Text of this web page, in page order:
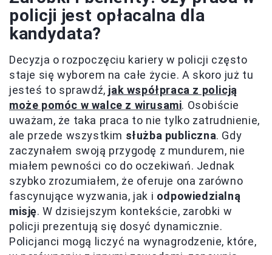
policji jest opłacalna dla
kandydata?
Decyzja o rozpoczęciu kariery w policji często
staje się wyborem na całe życie. A skoro już tu
jesteś to sprawdź, jak współpraca z policją
może pomóc w walce z wirusami. Osobiście
uważam, że taka praca to nie tylko zatrudnienie,
ale przede wszystkim służba publiczna. Gdy
zaczynałem swoją przygodę z mundurem, nie
miałem pewności co do oczekiwań. Jednak
szybko zrozumiałem, że oferuje ona zarówno
fascynujące wyzwania, jak i odpowiedzialną
misję. W dzisiejszym kontekście, zarobki w
policji prezentują się dosyć dynamicznie.
Policjanci mogą liczyć na wynagrodzenie, które,